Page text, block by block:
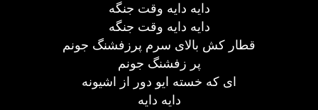
دایه دایه وقت جنگه
دایه دایه وقت جنگه
قطار کش بالای سرم پرزفشنگ جونم
پر زفشنگ جونم
ای که خسته ایو دور از اشیونه
دایه دایه